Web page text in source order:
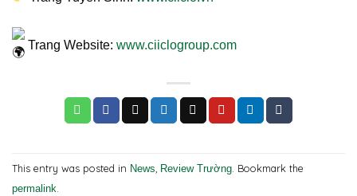
Trang Website: www.ciiclogroup.com
This entry was posted in News, Review Trường. Bookmark the
permalink.